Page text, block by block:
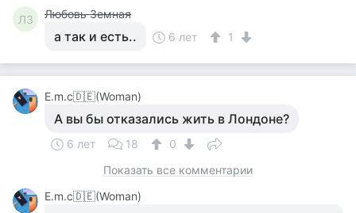
ЛЗ Любовь Земная
а так и есть.. 6 лет 1
Е.m.c🇩🇪(Woman)
А вы бы отказались жить в Лондоне?
6 лет 18
0
Показать все комментарии
Е.m.c🇩🇪(Woman)